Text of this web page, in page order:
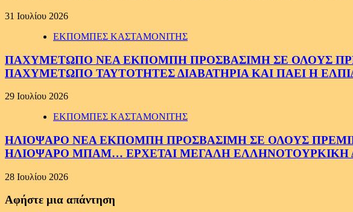
31 Ιουλίου 2026
ΕΚΠΟΜΠΕΣ ΚΑΣΤΑΜΟΝΙΤΗΣ
ΠΑΧΥΜΕΤΩΠΟ ΝΕΑ ΕΚΠΟΜΠΗ ΠΡΟΣΒΑΣΙΜΗ ΣΕ ΟΛΟΥΣ
ΠΑΧΥΜΕΤΩΠΟ ΤΑΥΤΟΤΗΤΕΣ ΔΙΑΒΑΤΗΡΙΑ ΚΑΙ ΠΑΕΙ Η
29 Ιουλίου 2026
ΕΚΠΟΜΠΕΣ ΚΑΣΤΑΜΟΝΙΤΗΣ
ΗΛΙΟΨΑΡΟ ΝΕΑ ΕΚΠΟΜΠΗ ΠΡΟΣΒΑΣΙΜΗ ΣΕ ΟΛΟΥΣ
ΗΛΙΟΨΑΡΟ ΜΠΑΜ… ΕΡΧΕΤΑΙ ΜΕΓΑΛΗ ΕΛΛΗΝΟΤΟΥΡΚΙΚΗ
28 Ιουλίου 2026
Αφήστε μια απάντηση